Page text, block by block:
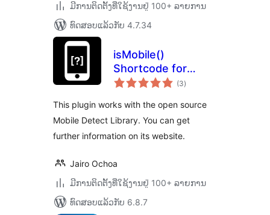
ມີການຕິດຕັ້ງທີ່ໃຊ້ງານຢູ່ 100+ ລາຍການ
ທົດສອບແລ້ວກັບ 4.7.34
isMobile()
Shortcode for
WordPress
(3ຄະແນນ
ທັງໝົດ
)
This plugin works with the open source
Mobile Detect Library. You can get
further information on its website.
Jairo Ochoa
ມີການຕິດຕັ້ງທີ່ໃຊ້ງານຢູ່ 100+ ລາຍການ
ທົດສອບແລ້ວກັບ 6.8.7